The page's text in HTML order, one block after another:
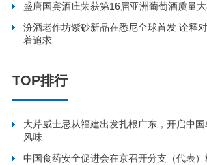
盛唐国宾酒庄荣获第16届亚洲葡萄酒质量
汾酒老作坊紫砂新品在悉尼全球首发 诠释
着追求
TOP排行
大芹威士忌从福建出发扎根广东，开启中
风味
中国食药安全促进会在京召开分支（代表